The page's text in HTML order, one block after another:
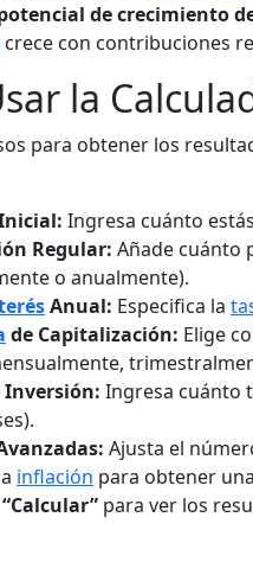
de crecimiento
crece con contribuciones
la
para obtener los
Ingresa cuánto
Regular: Añade cuánto
o anualmente).
Anual: Especifica la
de Capitalización: Elige
Inversión: Ingresa cuánto
Ajusta el
inflación para obtener una
“Calcular” para ver los